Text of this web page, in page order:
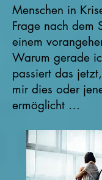
Menschen in
Frage nach dem
einem
Warum gerade
passiert das
mir dies oder
ermöglicht …